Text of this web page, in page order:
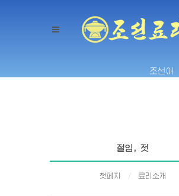
조선어 |
절임, 젓
첫페지 료리소개